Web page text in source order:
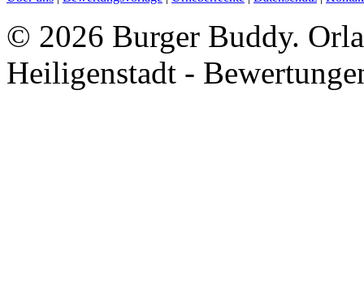
© 2026 Burger Buddy.
Heiligenstadt -